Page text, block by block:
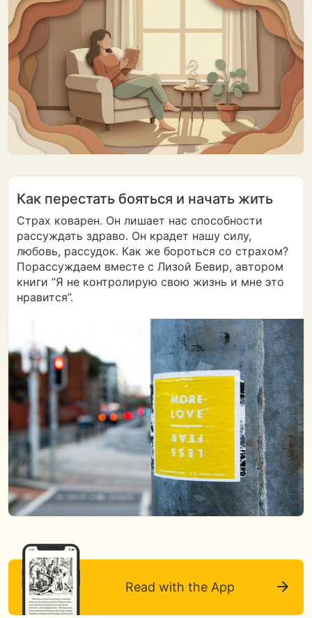
Как перестать бояться и начать жить
Страх коварен. Он лишает нас способности
рассуждать здраво. Он крадет нашу силу,
любовь, рассудок. Как же бороться со страхом?
Порассуждаем вместе с Лизой Бевир, автором
книги “Я не контролирую свою жизнь и мне это
нравится”.
Read with the App